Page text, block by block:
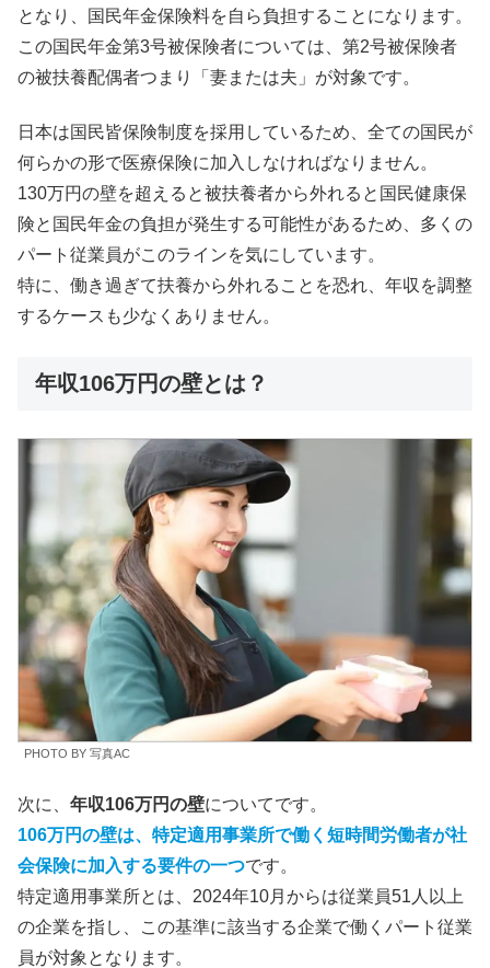
となり、国民年金保険料を自ら負担することになります。
この国民年金第3号被保険者については、第2号被保険者
の被扶養配偶者つまり「妻または夫」が対象です。
日本は国民皆保険制度を採用しているため、全ての国民が
何らかの形で医療保険に加入しなければなりません。
130万円の壁を超えると被扶養者から外れると国民健康保
険と国民年金の負担が発生する可能性があるため、多くの
パート従業員がこのラインを気にしています。
特に、働き過ぎて扶養から外れることを恐れ、年収を調整
するケースも少なくありません。
年収106万円の壁とは？
PHOTO BY 写真AC
次に、 年収106万円の壁についてです。
106万円の壁は、特定適用事業所で働く短時間労働者が社
会保険に加入する要件の一つです。
特定適用事業所とは、2024年10月からは従業員51人以上
の企業を指し、この基準に該当する企業で働くパート従業
員が対象となります。